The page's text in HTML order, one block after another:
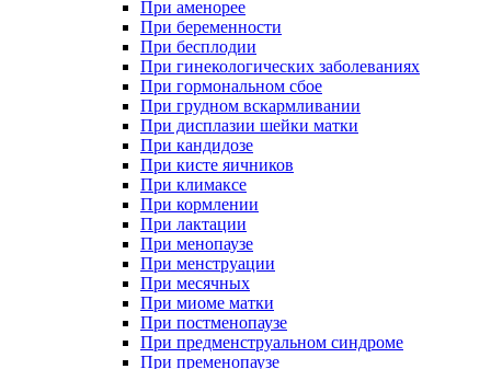
При аменорее
При беременности
При бесплодии
При гинекологических заболеваниях
При гормональном сбое
При грудном вскармливании
При дисплазии шейки матки
При кандидозе
При кисте яичников
При климаксе
При кормлении
При лактации
При менопаузе
При менструации
При месячных
При миоме матки
При постменопаузе
При предменструальном синдроме
При пременопаузе